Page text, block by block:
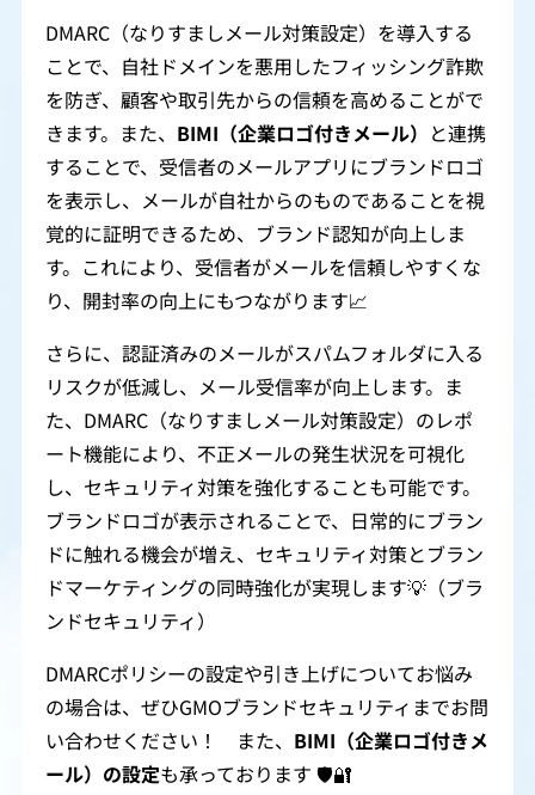
DMARC（なりすましメール対策設定）を導入する
ことで、自社ドメインを悪用したフィッシング詐欺
を防ぎ、顧客や取引先からの信頼を高めることがで
きます。また、 BIMI（企業ロゴ付きメール） と連携
することで、受信者のメールアプリにブランドロゴ
を表示し、メールが自社からのものであることを視
覚的に証明できるため、ブランド認知が向上しま
す。これにより、受信者がメールを信頼しやすくな
り、開封率の向上にもつながります📈
さらに、認証済みのメールがスパムフォルダに入る
リスクが低減し、メール受信率が向上します。ま
た、DMARC（なりすましメール対策設定）のレポ
ート機能により、不正メールの発生状況を可視化
し、セキュリティ対策を強化することも可能です。
ブランドロゴが表示されることで、日常的にブラン
ドに触れる機会が増え、セキュリティ対策とブラン
ドマーケティングの同時強化が実現します💡（ブラ
ンドセキュリティ）
DMARCポリシーの設定や引き上げについてお悩み
の場合は、ぜひGMOブランドセキュリティまでお問
い合わせください！ また、 BIMI（企業ロゴ付きメ
ール）の設定も承っております 🛡️🔐